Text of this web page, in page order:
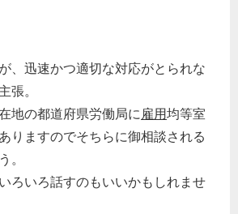
、迅速かつ適切な対応がとられな
張。
地の都道府県労働局に雇用均等室
りますのでそちらに御相談される
。
ろいろ話すのもいいかもしれませ